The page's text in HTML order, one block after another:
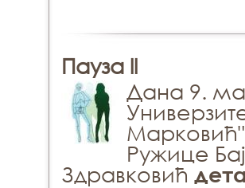
Пауза ll
Дана 9.
Марковић"
Ружице
Здравковић